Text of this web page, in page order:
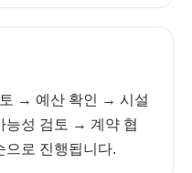
→ 예산 확인 → 시설
능성 검토 → 계약 협
로 진행됩니다.